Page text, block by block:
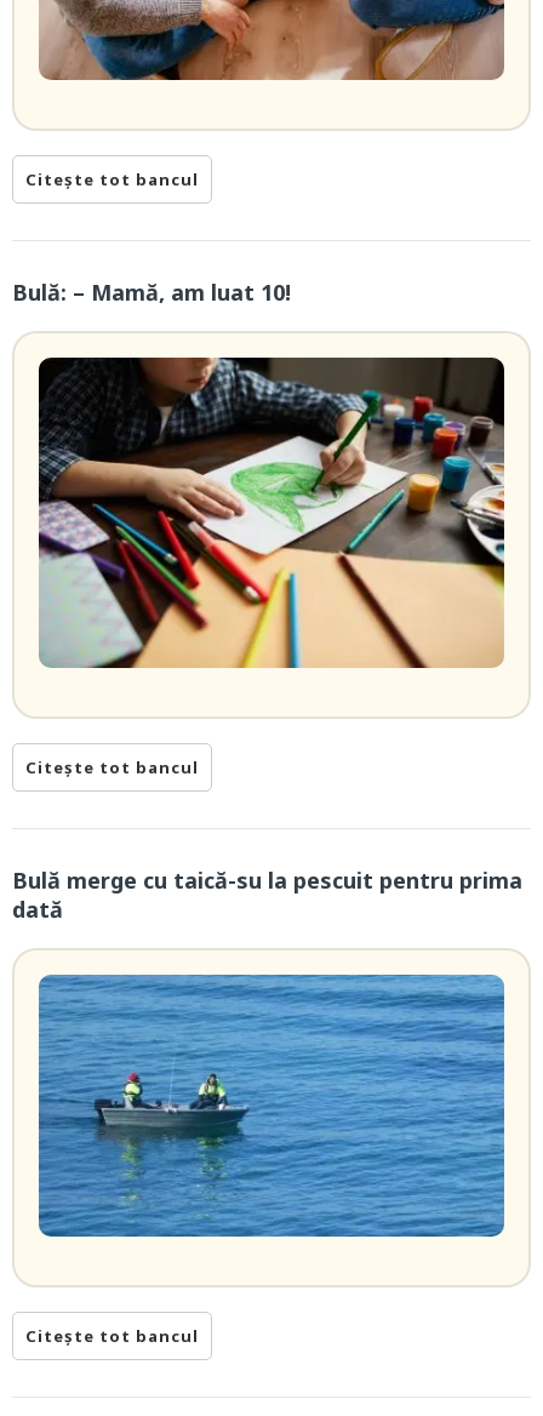
Citește tot bancul
Bulă: – Mamă, am luat 10!
Citește tot bancul
Bulă merge cu taică-su la pescuit pentru prima
dată
Citește tot bancul